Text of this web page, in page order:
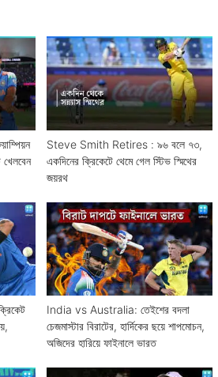
খেলবেন
Steve Smith Retires : ৯৬ বলে ৭৩,
একদিনের ক্রিকেটে থেমে গেল স্টিভ স্মিথের
জয়রথ
India vs Australia: তেইশের বদলা
চেজমাস্টার বিরাটের, হার্দিকের ছয়ে শাপমোচন,
অজিদের হারিয়ে ফাইনালে ভারত